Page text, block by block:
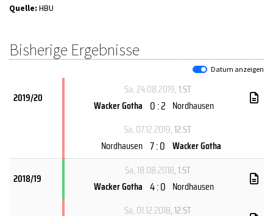
Quelle: HBU
Bisherige Ergebnisse
Datum anzeigen
2019/20
Sa, 24.08.2019, 1.ST
Wacker Gotha 0 : 2 Nordhausen
Sa, 07.12.2019, 12.ST
Nordhausen 7 : 0 Wacker Gotha
2018/19
Sa, 18.08.2018, 1.ST
Wacker Gotha 4 : 0 Nordhausen
Sa, 01.12.2018, 12.ST